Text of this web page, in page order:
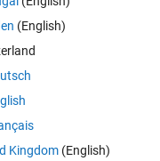
(English)
Kingdom(English)